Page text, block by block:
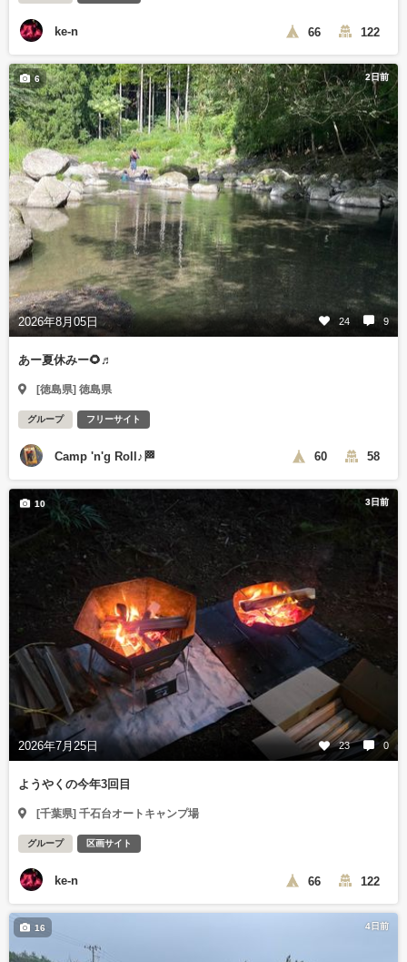
ke-n 66 122
2日前
2026年8月05日 24 9
6
あー夏休みー🌻♬
[徳島県] 徳島県
グループ フリーサイト
Camp 'n'g Roll♪🏁 60 58
3日前
2026年7月25日 23 0
10
ようやくの今年3回目
[千葉県] 千石台オートキャンプ場
グループ 区画サイト
ke-n 66 122
4日前
16